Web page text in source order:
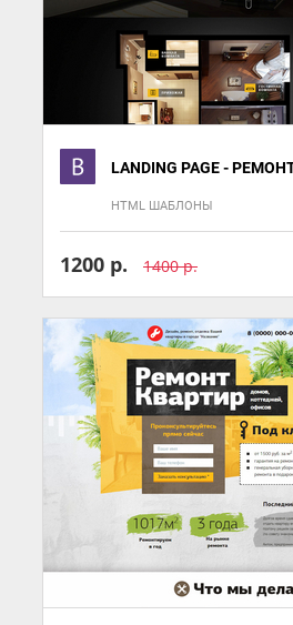
LANDING PAGE -
HTML ШАБЛОНЫ
1200 р. 1400 р.